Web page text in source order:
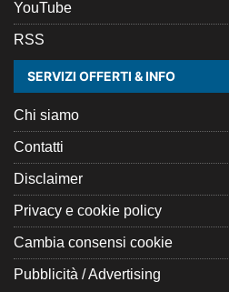
YouTube
RSS
SERVIZI OFFERTI & INFO
Chi siamo
Contatti
Disclaimer
Privacy e cookie policy
Cambia consensi cookie
Pubblicità / Advertising